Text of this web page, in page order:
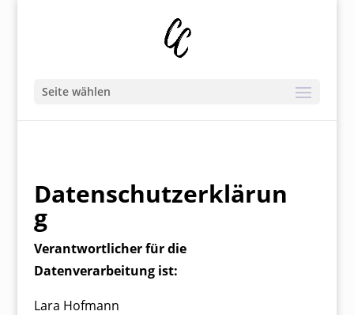
Seite wählen
Datenschutzerklärun
g
Verantwortlicher für die
Datenverarbeitung ist:
Lara Hofmann